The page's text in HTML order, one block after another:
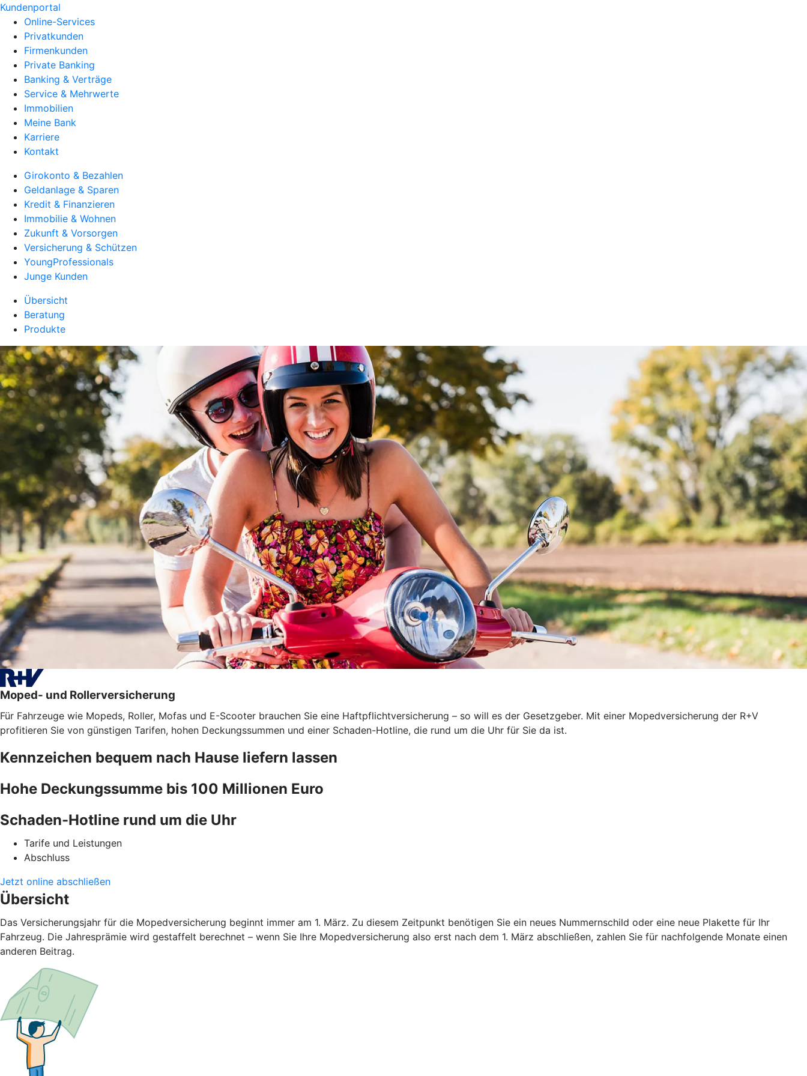
Kundenportal
Online-Services
Privatkunden
Firmenkunden
Private Banking
Banking & Verträge
Service & Mehrwerte
Immobilien
Meine Bank
Karriere
Kontakt
Girokonto & Bezahlen
Geldanlage & Sparen
Kredit & Finanzieren
Immobilie & Wohnen
Zukunft & Vorsorgen
Versicherung & Schützen
YoungProfessionals
Junge Kunden
Übersicht
Beratung
Produkte
Moped- und Rollerversicherung
Für Fahrzeuge wie Mopeds, Roller, Mofas und E-Scooter brauchen Sie eine Haftpflichtversicherung – so will es der Gesetzgeber. Mit einer Mopedversicherung der R+V
profitieren Sie von günstigen Tarifen, hohen Deckungssummen und einer Schaden-Hotline, die rund um die Uhr für Sie da ist.
Kennzeichen bequem nach Hause liefern lassen
Hohe Deckungssumme bis 100 Millionen Euro
Schaden-Hotline rund um die Uhr
Tarife und Leistungen
Abschluss
Jetzt online abschließen
Übersicht
Das Versicherungsjahr für die Mopedversicherung beginnt immer am 1. März. Zu diesem Zeitpunkt benötigen Sie ein neues Nummernschild oder eine neue Plakette für Ihr
Fahrzeug. Die Jahresprämie wird gestaffelt berechnet – wenn Sie Ihre Mopedversicherung also erst nach dem 1. März abschließen, zahlen Sie für nachfolgende Monate einen
anderen Beitrag.